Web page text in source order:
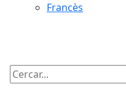
Francès
Cercar: